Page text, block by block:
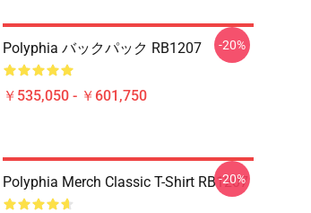
Polyphia バックパック RB1207
￥535,050 - ￥601,750
-20%
Polyphia Merch Classic T-Shirt RB1207
-20%